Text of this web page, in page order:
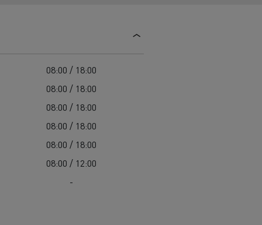
Toimitusta varten
08:00 / 18:00
08:00 / 18:00
08:00 / 18:00
08:00 / 18:00
08:00 / 18:00
08:00 / 12:00
-